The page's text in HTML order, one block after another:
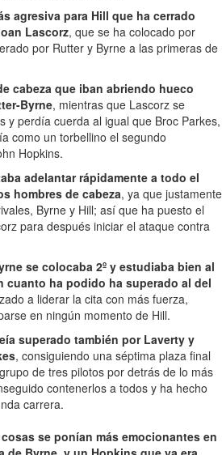
agresiva para Hill que ha cerrado
Lascorz, que se ha colocado por
por Rutter y Byrne a las primeras de
cabeza que iban abriendo hueco
Byrne, mientras que Lascorz se
y perdía cuerda al igual que Broc Parkes,
como un torbellino el segundo
Hopkins.
adelantar rápidamente a todo el
hombres de cabeza, ya que justamente
Byrne y Hill; así que ha puesto el
para después iniciar el ataque contra
se colocaba 2º y estudiaba bien al
cuanto ha podido ha superado al del
a liderar la cita con más fuerza,
en ningún momento de Hill.
superado también por Laverty y
, consiguiendo una séptima plaza final
de tres pilotos por detrás de lo más
contenerlos a todos y ha hecho
carrera.
se ponían más emocionantes en